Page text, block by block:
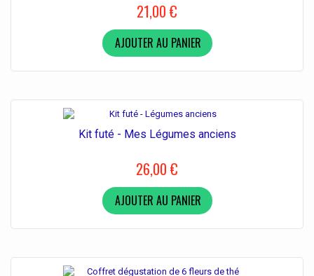
21,00 €
AJOUTER AU PANIER
Kit futé - Mes Légumes anciens
26,00 €
AJOUTER AU PANIER